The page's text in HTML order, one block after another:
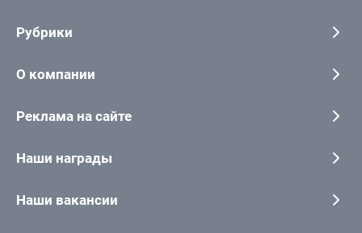
Рубрики
О компании
Реклама на сайте
Наши награды
Наши вакансии